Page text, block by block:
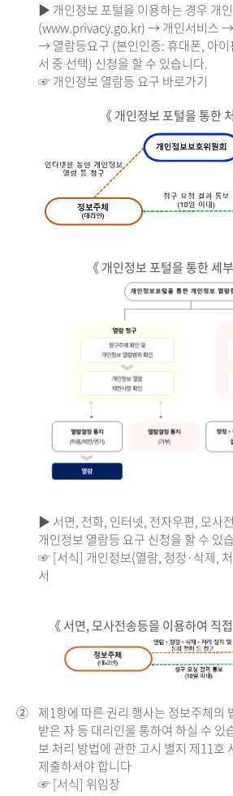
▶ 개인정보 포털을 이용하는 경우 개
(www.privacy.go.kr) → 개인서비스 →
→ 열람등요구 (본인인증: 휴대폰, 아이
서 중 선택) 신청을 할 수 있습니다.
☞ 개인정보 열람등 요구 바로가기
《 개인정보 포털을 통한
《 개인정보 포털을 통한 세
▶ 서면, 전화, 인터넷, 전자우편, 모사
개인정보 열람등 요구 신청을 할 수 있
☞ [서식] 개인정보(열람, 정정·삭제,
서
《 서면, 모사전송등을 이용하여 직
② 제1항에 따른 권리 행사는 정보주체의
받은 자 등 대리인을 통하여 하실 수 있
보 처리 방법에 관한 고시 별지 제11호
제출하셔야 합니다
☞ [서식] 위임장